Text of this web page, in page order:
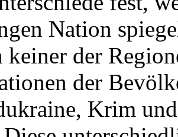
Nation
der
der
Krim